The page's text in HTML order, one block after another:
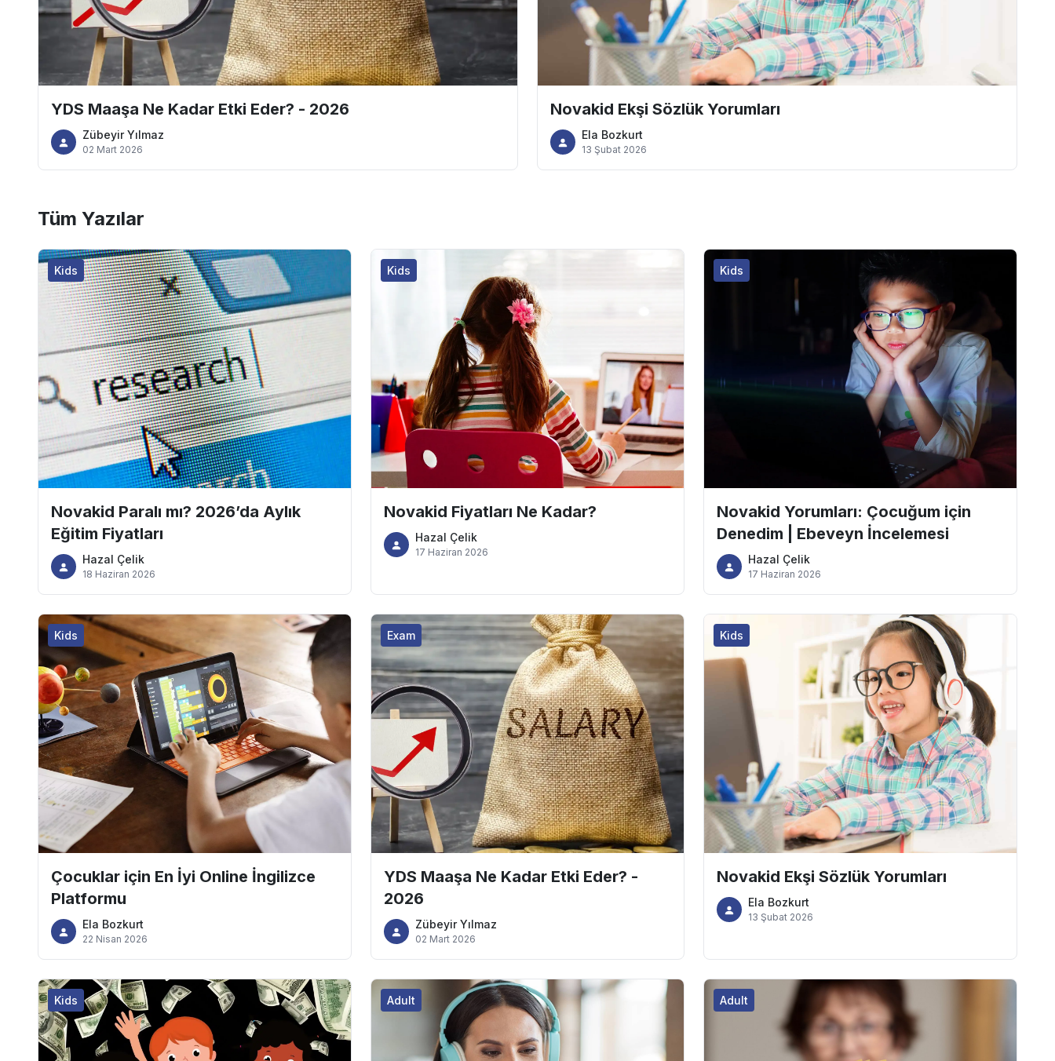
YDS Maaşa Ne Kadar Etki Eder? - 2026
Zübeyir Yılmaz
02 Mart 2026
Novakid Ekşi Sözlük Yorumları
Ela Bozkurt
13 Şubat 2026
Tüm Yazılar
Kids
Novakid Paralı mı? 2026’da Aylık
Eğitim Fiyatları
Hazal Çelik
18 Haziran 2026
Kids
Novakid Fiyatları Ne Kadar?
Hazal Çelik
17 Haziran 2026
Kids
Novakid Yorumları: Çocuğum için
Denedim | Ebeveyn İncelemesi
Hazal Çelik
17 Haziran 2026
Kids
Çocuklar için En İyi Online İngilizce
Platformu
Ela Bozkurt
22 Nisan 2026
Exam
YDS Maaşa Ne Kadar Etki Eder? -
2026
Zübeyir Yılmaz
02 Mart 2026
Kids
Novakid Ekşi Sözlük Yorumları
Ela Bozkurt
13 Şubat 2026
Kids Adult Adult